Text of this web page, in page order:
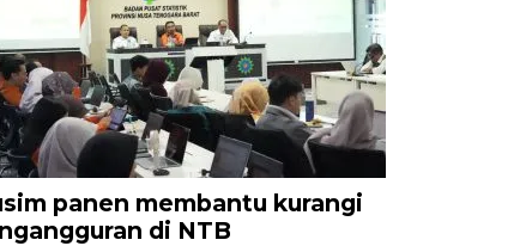
panen membantu kurangi
di NTB